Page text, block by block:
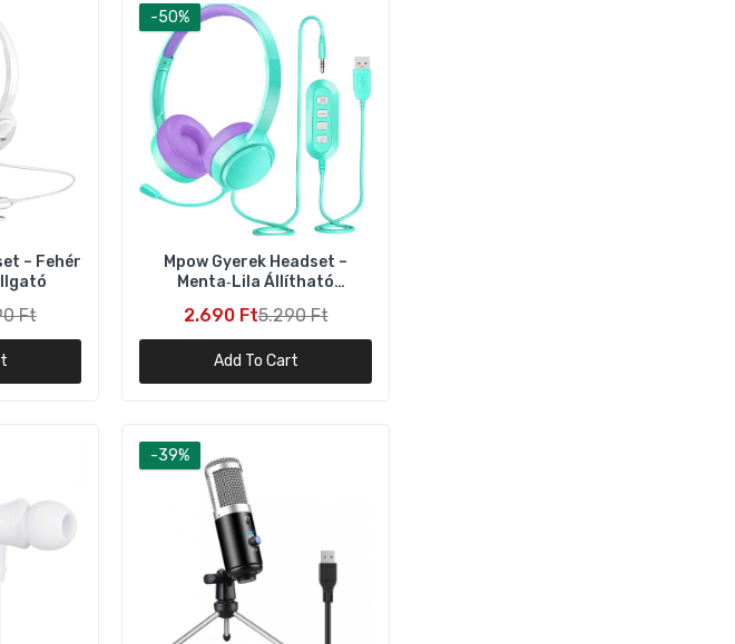
Állítható Fejhallgató
Mikrofonos Fejhallgató
– Fekete
minőségi hangfelvétel
– Fehér
Ft
-50%
Mpow Gyerek Headset –
Menta‑Lila Állítható
2.690 Ft5.290 Ft
Add To Cart
-39%